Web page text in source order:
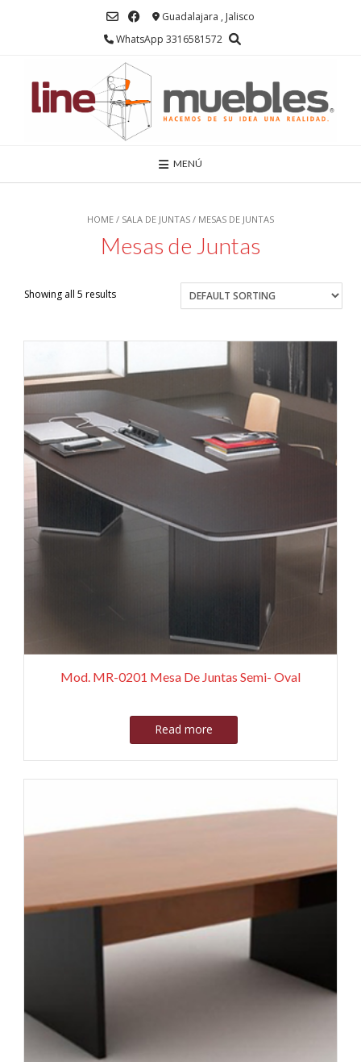
Guadalajara , Jalisco
WhatsApp 3316581572
MENÚ
HOME / SALA DE JUNTAS / MESAS DE JUNTAS
Mesas de Juntas
Showing all 5 results
Mod. MR-0201 Mesa De Juntas Semi- Oval
Read more